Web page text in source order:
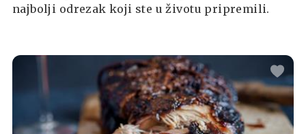
najbolji odrezak koji ste u životu pripremili.